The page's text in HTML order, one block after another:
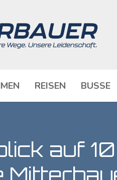
REISEN BUSSE
auf 10